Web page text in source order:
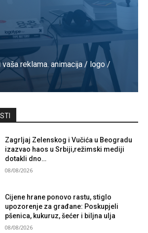
reklama. animacija / logo /
Zagrljaj Zelenskog i Vučića u Beogradu
izazvao haos u Srbiji,režimski mediji
dotakli dno…
08/08/2026
Cijene hrane ponovo rastu, stiglo
upozorenje za građane: Poskupjeli
pšenica, kukuruz, šećer i biljna ulja
08/08/2026